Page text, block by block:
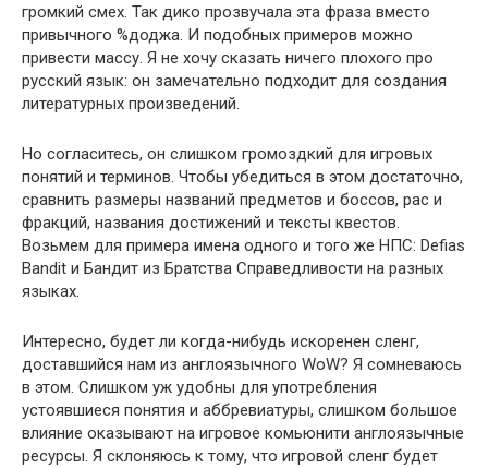
громкий смех. Так дико прозвучала эта фраза вместо
привычного %доджа. И подобных примеров можно
привести массу. Я не хочу сказать ничего плохого про
русский язык: он замечательно подходит для создания
литературных произведений.
Но согласитесь, он слишком громоздкий для игровых
понятий и терминов. Чтобы убедиться в этом достаточно,
сравнить размеры названий предметов и боссов, рас и
фракций, названия достижений и тексты квестов.
Возьмем для примера имена одного и того же НПС: Defias
Bandit и Бандит из Братства Справедливости на разных
языках.
Интересно, будет ли когда-нибудь искоренен сленг,
доставшийся нам из англоязычного WoW? Я сомневаюсь
в этом. Слишком уж удобны для употребления
устоявшиеся понятия и аббревиатуры, слишком большое
влияние оказывают на игровое комьюнити англоязычные
ресурсы. Я склоняюсь к тому, что игровой сленг будет